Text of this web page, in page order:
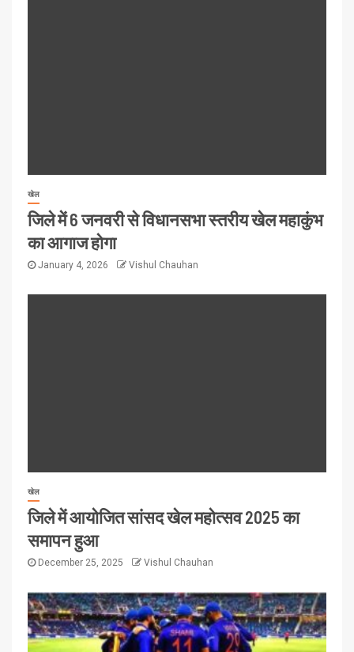
खेल
जिले में 6 जनवरी से विधानसभा स्तरीय खेल महाकुंभ
का आगाज होगा
January 4, 2026 Vishul Chauhan
खेल
जिले में आयोजित सांसद खेल महोत्सव 2025 का
समापन हुआ
December 25, 2025 Vishul Chauhan